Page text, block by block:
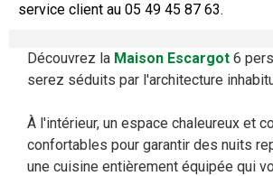
service client au 05 49 45 87 63.
Découvrez la Maison Escargot 6
serez séduits par l'architecture
À l'intérieur, un espace chaleureux et
confortables pour garantir des nuits
une cuisine entièrement équipée qui